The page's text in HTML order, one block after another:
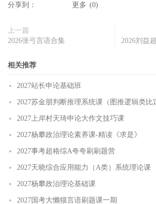
分享到： 更多 (0)
上一篇
2026张弓言语合集
2026刘益
相关推荐
2027站长申论基础班
2027苏金朋判断推理系统课（图推逻辑类比
2027上岸村天琦申论大作文技巧课
2027杨攀政治理论素养课-精读《求是》
2027事考超格综A夸夸刷刷题营
2027天晓综合应用能力（A类）系统理论课
2027杨攀政治理论基础课
2027国考大懒猫言语刷题课一期